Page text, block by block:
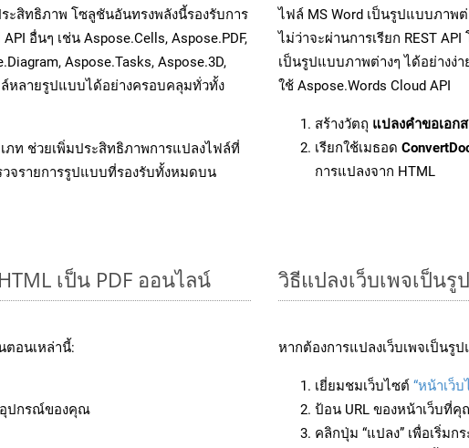
ะสิทธิภาพ โซลูชันอันทรงพลังนี้รองรับการ
อื่นๆ เช่น Aspose.Cells, Aspose.PDF,
Aspose.Tasks, Aspose.3D,
หลายรูปแบบได้อย่างครอบคลุมทั่วทั้ง
ภท ช่วยเพิ่มประสิทธิภาพการแปลงไฟล์ที่
จรายการรูปแบบที่รองรับทั้งหมดบน
ไฟล์ MS Word เป็นรูปแบบภาพต่
ไม่ว่าจะผ่านการเรียก REST
เป็นรูปแบบภาพต่างๆ ได้อย่างง่า
ใช้ Aspose.Words Cloud API
สร้างวัตถุ แปลงคำขอเอก
เรียกใช้เมธอด
การแปลงจาก HTML
เป็น PDF ออนไลน์
อนเหล่านี้:
อุปกรณ์ของคุณ
วิธีแปลงเว็บเพจเป็นรู
หากต้องการแปลงเว็บเพจเป็นรู
เยี่ยมชมเว็บไซต์ “หน้าเว็บ
ป้อน URL ของหน้าเว็บที่
คลิกปุ่ม “แปลง” เพื่อเริ่มก